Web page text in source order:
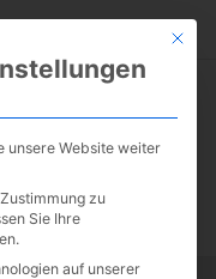
Mit
unsere Website weiter
zu
Sie Ihre
auf unserer